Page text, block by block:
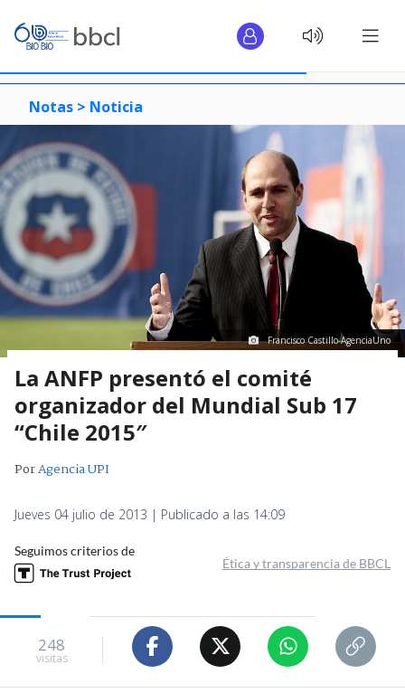
Notas > Noticia
Francisco Castillo-AgenciaUno
La ANFP presentó el comité
organizador del Mundial Sub 17
“Chile 2015″
PorAgencia UPI
Jueves 04 julio de 2013 | Publicado a las 14:09
Seguimos criterios de
Ética y transparencia de BBCL
248
visitas